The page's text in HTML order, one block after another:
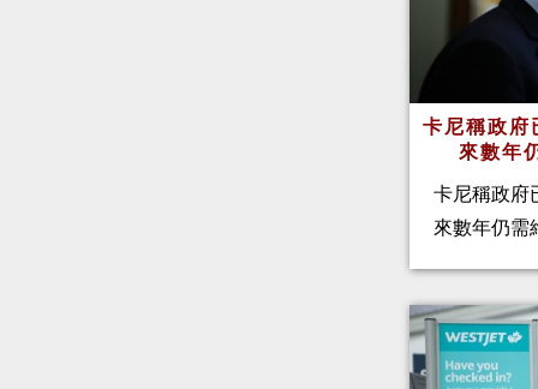
卡尼稱政府
來數年
卡尼稱政府
來數年仍需